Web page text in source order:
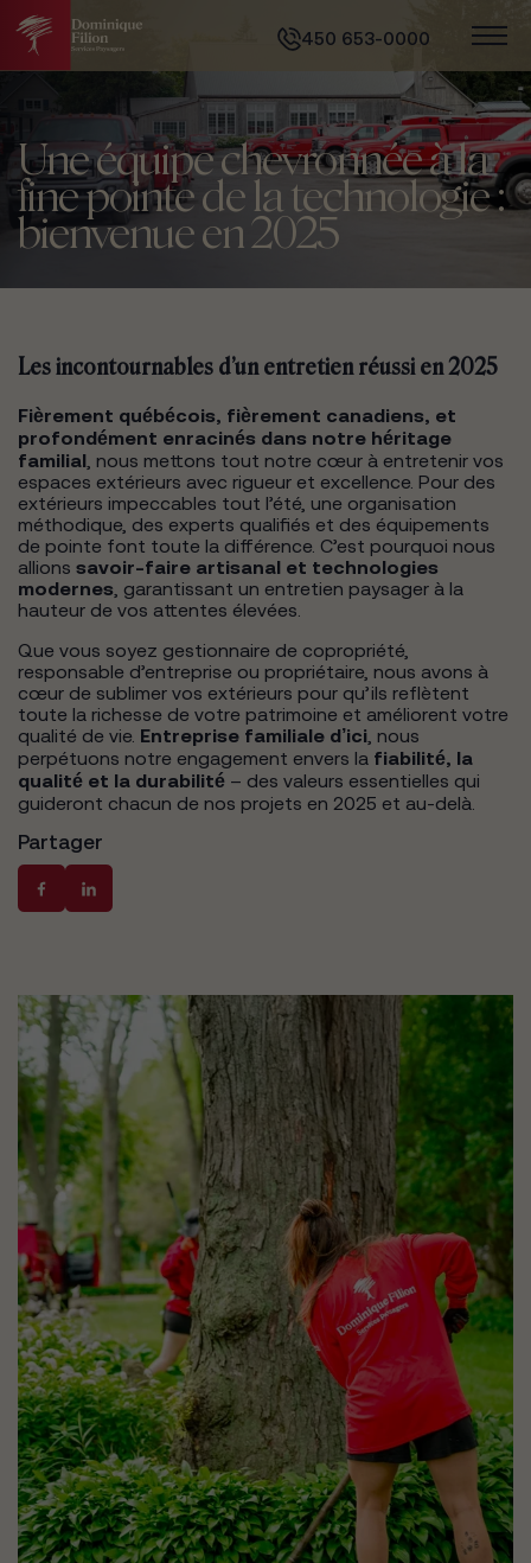
450 653-0000
Une équipe chevronnée à la
fine pointe de la technologie :
bienvenue en 2025
Les incontournables d’un entretien réussi en 2025
Fièrement québécois, fièrement canadiens, et
profondément enracinés dans notre héritage
familial , nous mettons tout notre cœur à entretenir vos
espaces extérieurs avec rigueur et excellence. Pour des
extérieurs impeccables tout l’été, une organisation
méthodique, des experts qualifiés et des équipements
de pointe font toute la différence. C’est pourquoi nous
allions savoir-faire artisanal et technologies
modernes , garantissant un entretien paysager à la
hauteur de vos attentes élevées.
Que vous soyez gestionnaire de copropriété,
responsable d’entreprise ou propriétaire, nous avons à
cœur de sublimer vos extérieurs pour qu’ils reflètent
toute la richesse de votre patrimoine et améliorent votre
qualité de vie. Entreprise familiale d’ici , nous
perpétuons notre engagement envers la fiabilité, la
qualité et la durabilité – des valeurs essentielles qui
guideront chacun de nos projets en 2025 et au-delà.
Partager